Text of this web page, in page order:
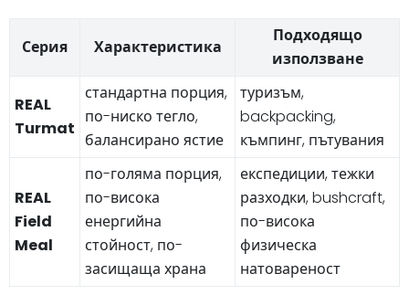
Серия Характеристика
Подходящо
използване
REAL
Turmat
стандартна порция,
по-ниско тегло,
балансирано ястие
туризъм,
backpacking,
къмпинг, пътувания
REAL
Field
Meal
по-голяма порция,
по-висока
енергийна
стойност, по-
засищаща храна
експедиции, тежки
разходки, bushcraft,
по-висока
физическа
натовареност